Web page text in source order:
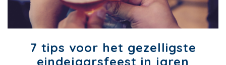
7 tips voor het gezelligste
eindejaarsfeest in jaren